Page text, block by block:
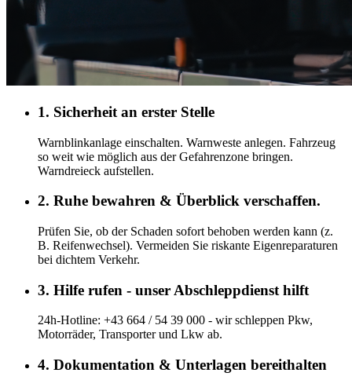
1. Sicherheit an erster Stelle
Warnblinkanlage einschalten. Warnweste anlegen. Fahrzeug
so weit wie möglich aus der Gefahrenzone bringen.
Warndreieck aufstellen.
2. Ruhe bewahren & Überblick verschaffen.
Prüfen Sie, ob der Schaden sofort behoben werden kann (z.
B. Reifenwechsel). Vermeiden Sie riskante Eigenreparaturen
bei dichtem Verkehr.
3. Hilfe rufen - unser Abschleppdienst hilft
24h-Hotline: +43 664 / 54 39 000 - wir schleppen Pkw,
Motorräder, Transporter und Lkw ab.
4. Dokumentation & Unterlagen bereithalten